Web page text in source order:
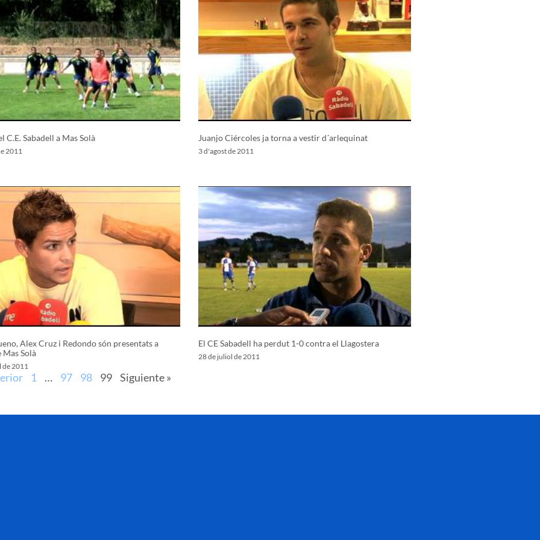
C.E. Sabadell a Mas Solà
2011
Juanjo Ciércoles ja torna a vestir d´arlequinat
3 d'agost de 2011
Alex Cruz i Redondo són presentats a
Mas Solà
de 2011
El CE Sabadell ha perdut 1-0 contra el Llagostera
28 de juliol de 2011
1 … 97 98 99 Siguiente »